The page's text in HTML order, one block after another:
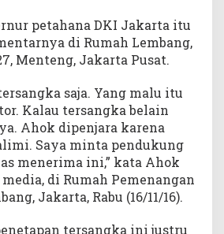
petahana DKI Jakarta itu
di Rumah Lembang,
Menteng, Jakarta Pusat.
saja. Yang malu itu
Kalau tersangka belain
Ahok dipenjara karena
Saya minta pendukung
menerima ini,” kata Ahok
di Rumah Pemenangan
Jakarta, Rabu (16/11/16).
tersangka ini justru